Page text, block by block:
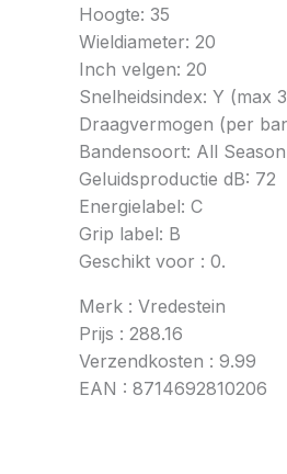
Hoogte: 35
Wieldiameter: 20
Inch velgen: 20
Snelheidsindex: Y (max
Draagvermogen (per
Bandensoort: All Season
Geluidsproductie dB: 72
Energielabel: C
Grip label: B
Geschikt voor : 0.
Merk : Vredestein
Prijs : 288.16
Verzendkosten : 9.99
EAN : 8714692810206